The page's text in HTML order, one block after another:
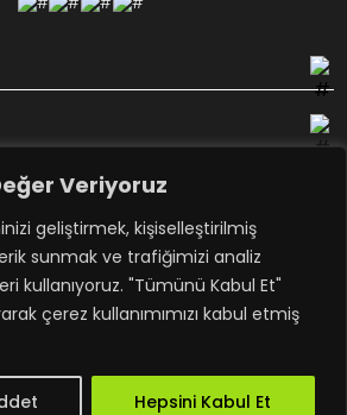
Veriyoruz
geliştirmek, kişiselleştirilmiş
sunmak ve trafiğimizi analiz
kullanıyoruz. "Tümünü Kabul Et"
çerez kullanımımızı kabul etmiş
Hepsini Kabul Et
Bülten
Copyright ROVİMEX 2023. All right reserved